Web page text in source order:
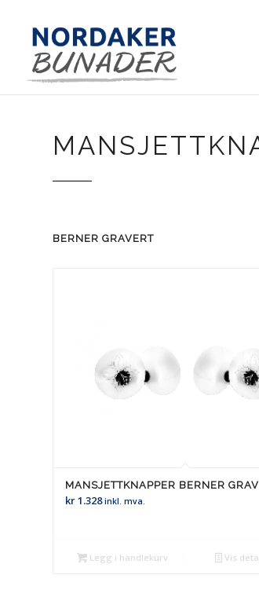
BERNER GRAVERT
MANSJETTKNAPPER BERNER
kr1.328 inkl. mva.
Legg i handlekurv Vis